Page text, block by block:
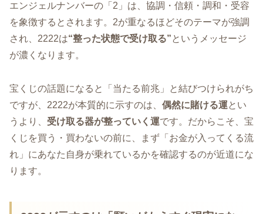
エンジェルナンバーの「2」は、協調・信頼・調和・受容
を象徴するとされます。2が重なるほどそのテーマが強調
され、2222は“整った状態で受け取る”というメッセージ
が濃くなります。
宝くじの話題になると「当たる前兆」と結びつけられがち
ですが、2222が本質的に示すのは、 偶然に賭ける運とい
うより、 受け取る器が整っていく運です。だからこそ、宝
くじを買う・買わないの前に、まず「お金が入ってくる流
れ」にあなた自身が乗れているかを確認するのが近道にな
ります。